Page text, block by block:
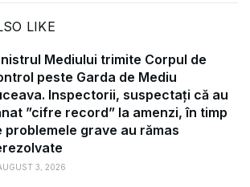
LIKE
Mediului trimite Corpul de
peste Garda de Mediu
Inspectorii, suspectați că au
”cifre record” la amenzi, în timp
problemele grave au rămas
3, 2026